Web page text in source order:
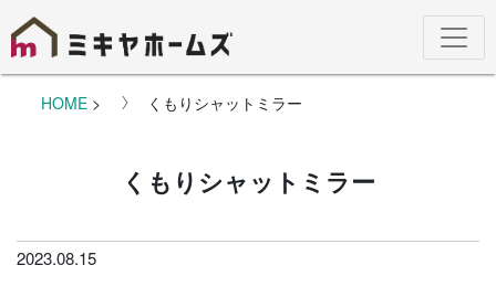
HOME > くもりシャットミラー
くもりシャットミラー
2023.08.15